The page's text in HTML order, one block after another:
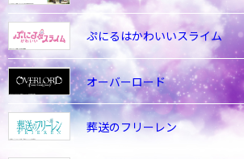
ぷにるはかわいいスライム
オーバーロード
葬送のフリーレン